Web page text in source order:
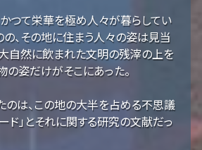
つて栄華を極め人々が暮らしてい
、その地に住まう人々の姿は見当
大自然に飲まれた文明の残滓の上を
姿だけがそこにあった。
のは、この地の大半を占める不思議
ド」とそれに関する研究の文献だっ